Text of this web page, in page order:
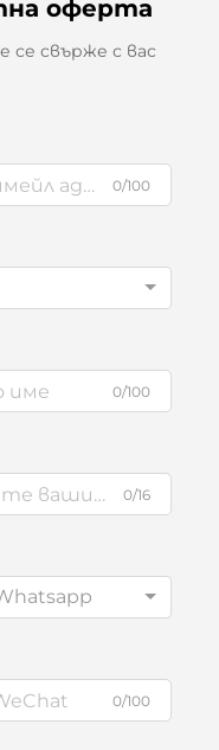
оферта
свърже с вас
0/100
0/100
0/16
0/100